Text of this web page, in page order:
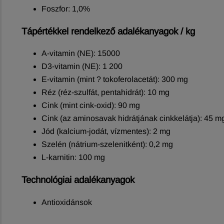
Foszfor: 1,0%
Tápértékkel rendelkező adalékanyagok / kg
A-vitamin (NE): 15000
D3-vitamin (NE): 1 200
E-vitamin (mint ? tokoferolacetát): 300 mg
Réz (réz-szulfát, pentahidrát): 10 mg
Cink (mint cink-oxid): 90 mg
Cink (az aminosavak hidrátjának cinkkelátja): 45
Jód (kalcium-jodát, vízmentes): 2 mg
Szelén (nátrium-szelenitként): 0,2 mg
L-karnitin: 100 mg
Technológiai adalékanyagok
Antioxidánsok